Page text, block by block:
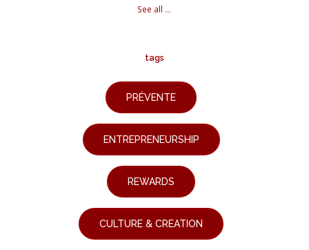
See all ...
tags
PRÉVENTE
ENTREPRENEURSHIP
REWARDS
CULTURE & CREATION